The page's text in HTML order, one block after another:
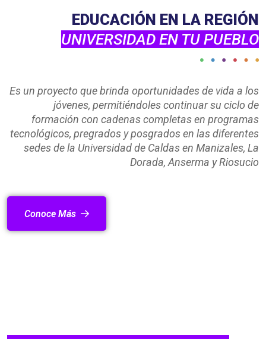
EDUCACIÓN EN LA REGIÓN
UNIVERSIDAD EN TU PUEBLO
Es un proyecto que brinda oportunidades de vida a los
jóvenes, permitiéndoles continuar su ciclo de
formación con cadenas completas en programas
tecnológicos, pregrados y posgrados en las diferentes
sedes de la Universidad de Caldas en Manizales, La
Dorada, Anserma y Riosucio
Conoce Más